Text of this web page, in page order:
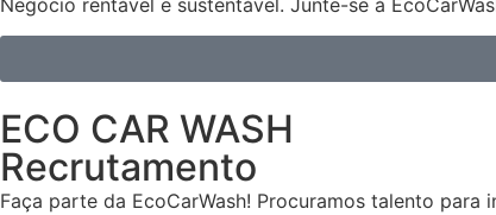
Negócio rentável e sustentável. Junte-se à
ECO CAR WASH
Recrutamento
Faça parte da EcoCarWash! Procuramos talento